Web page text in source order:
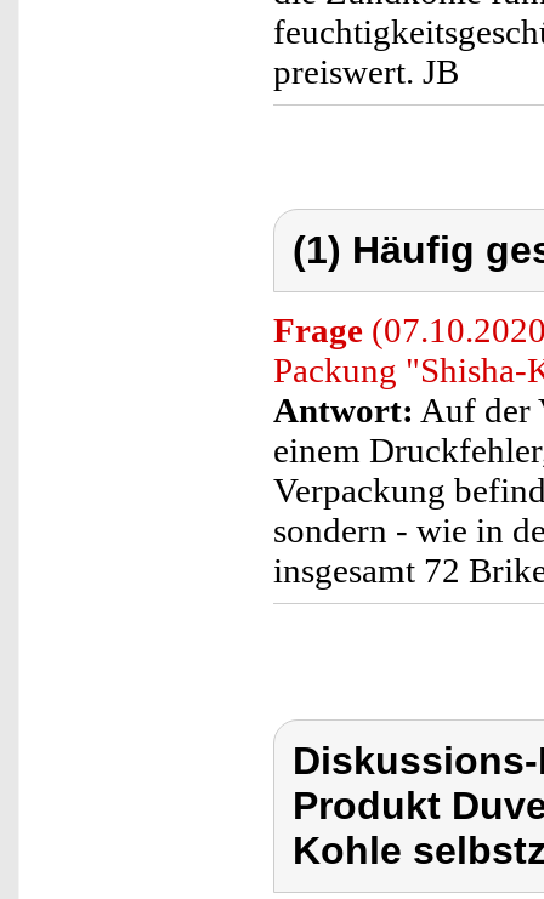
preiswert. JB
(1) Häufig
Frage
Packung "Shisha-
Antwort: Auf der
einem
Verpackung
sondern - wie in
insgesamt 72
Produkt
Kohle